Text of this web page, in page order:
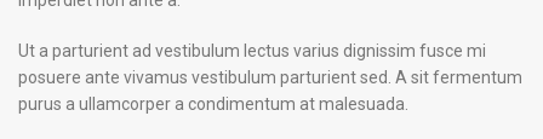
Ut a parturient ad vestibulum lectus varius dignissim fusce mi
posuere ante vivamus vestibulum parturient sed. A sit fermentum
purus a ullamcorper a condimentum at malesuada.